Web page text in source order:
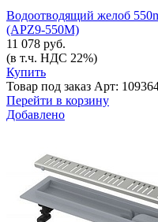
Водоотводящий желоб
(APZ9-550M)
11 078 руб.
(в т.ч. НДС 22%)
Купить
Товар под заказ Арт:
Перейти в корзину
Добавлено